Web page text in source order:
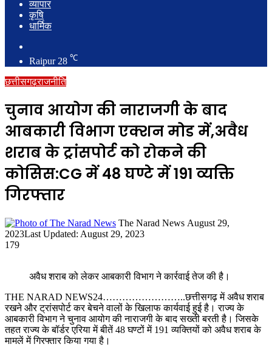
व्यापार
कृषि
धार्मिक
for
Raipur 28 ℃
छत्तीसगढ़राजनीति
चुनाव आयोग की नाराजगी के बाद
आबकारी विभाग एक्शन मोड में,अवैध
शराब के ट्रांसपोर्ट को रोकने की
कोसिस:CG में 48 घण्टे में 191 व्यक्ति
गिरफ्तार
The Narad News Send
August 29,
2023Last Updated: August 29, 2023
179
अवैध शराब को लेकर आबकारी विभाग ने कार्रवाई तेज की है।
THE NARAD NEWS24……………………..छत्तीसगढ़ में अवैध शराब
रखने और ट्रांसपोर्ट कर बेचने वालों के खिलाफ कार्यवाई हुई है। राज्य के
आबकारी विभाग ने चुनाव आयोग की नाराजगी के बाद सख्ती बरती है। जिसके
तहत राज्य के बॉर्डर एरिया में बीतें 48 घण्टों में 191 व्यक्तियों को अवैध शराब के
मामलें में गिरफ्तार किया गया है।